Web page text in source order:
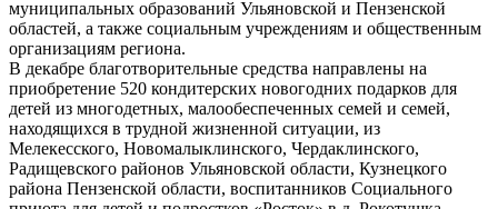
муниципальных образований Ульяновской и Пензенской
областей, а также социальным учреждениям и общественным
организациям региона.
В декабре благотворительные средства направлены на
приобретение 520 кондитерских новогодних подарков для
детей из многодетных, малообеспеченных семей и семей,
находящихся в трудной жизненной ситуации, из
Мелекесского, Новомалыклинского, Чердаклинского,
Радищевского районов Ульяновской области, Кузнецкого
района Пензенской области, воспитанников Социального